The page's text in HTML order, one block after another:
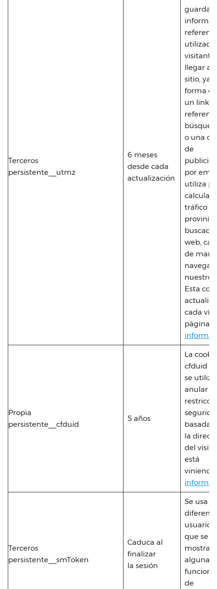
Terceros
persistente__utmz
6 meses
desde cada
actualización
guarda
visitante
llegar a
sitio, ya
forma
un link
o una
de
por
utiliza
calcular
tráfico
web,
de
nuestro
Esta
cada
página.
Propia
persistente__cfduid
5 años
La
cfduid
se
anular
basadas
la
del
está
Terceros
persistente__smToken
Caduca al
finalizar
la sesión
Se usa
usuarios
que se
alguna
de